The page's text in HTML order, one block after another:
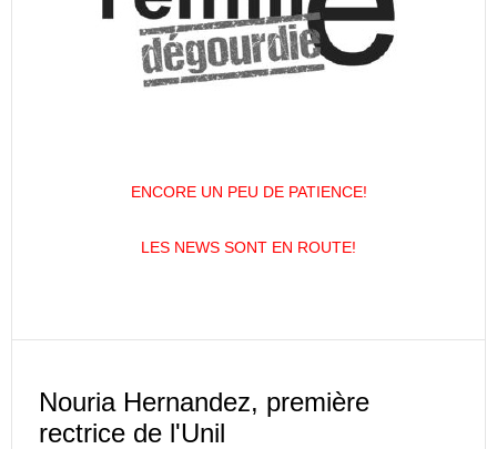
ENCORE UN PEU DE PATIENCE!
LES NEWS SONT EN ROUTE!
Nouria Hernandez, première
rectrice de l'Unil